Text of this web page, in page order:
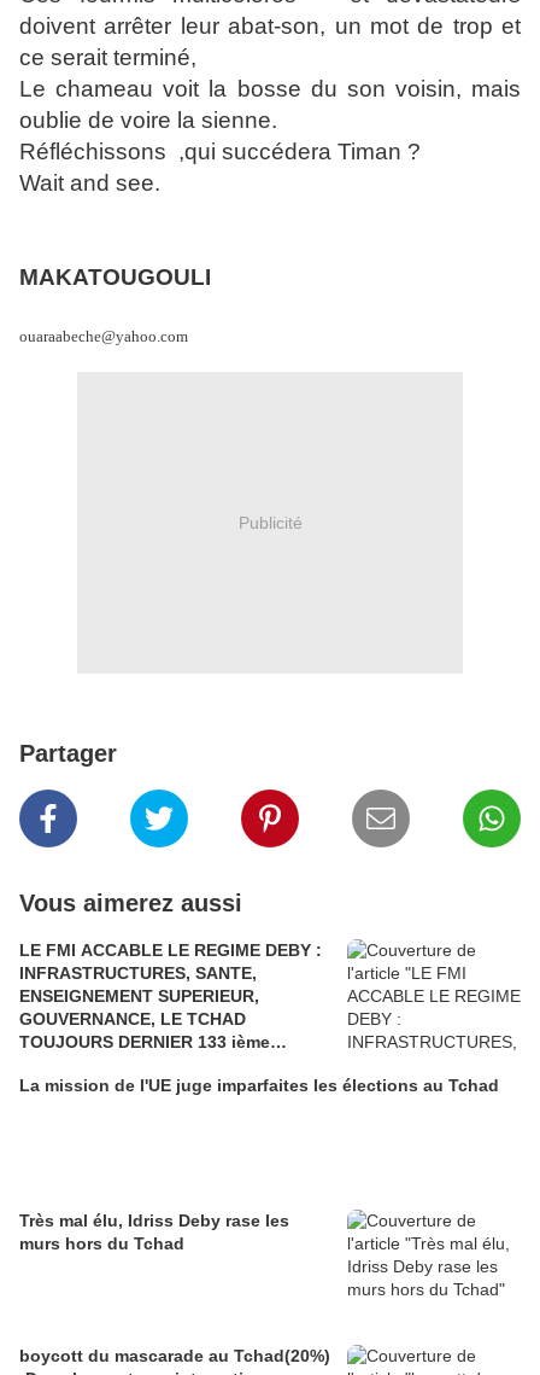
doivent arrêter leur abat-son, un mot de trop et
ce serait terminé,
Le chameau voit la bosse du son voisin, mais
oublie de voire la sienne.
Réfléchissons ,qui succédera Timan ?
Wait and see.
MAKATOUGOULI
ouaraabeche@yahoo.com
Publicité
Partager
Vous aimerez aussi
LE FMI ACCABLE LE REGIME DEBY :
INFRASTRUCTURES, SANTE,
ENSEIGNEMENT SUPERIEUR,
GOUVERNANCE, LE TCHAD
TOUJOURS DERNIER 133 ième
TERRE….UNE REELECTION
La mission de l'UE juge imparfaites les élections au Tchad
Très mal élu, Idriss Deby rase les
murs hors du Tchad
boycott du mascarade au Tchad(20%)